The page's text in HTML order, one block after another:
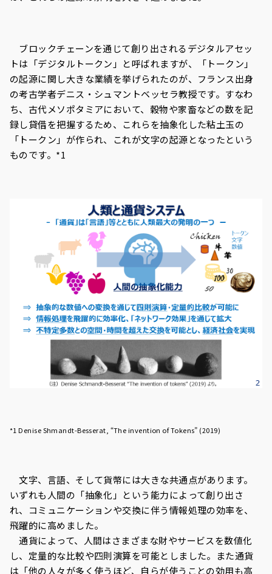
ブロックチェーンを通じて創り出されるデジタルアセッ
トは「デジタルトークン」と呼ばれますが、「トークン」
の起源に関し大きな業績を挙げられたのが、フランス出身
の考古学者デニス・シュマントベッセラ教授です。すなわ
ち、古代メソポタミアにおいて、穀物や家畜などの数を記
録し貸借を把握するため、これらを抽象化した粘土玉の
「トークン」が作られ、これが文字の起源となったという
ものです。*1
*1 Denise Shmandt-Besserat, “The invention of Tokens” (2019)
文字、言語、そして貨幣には大きな共通点があります。
いずれも人間の「抽象化」という能力によって創り出さ
れ、コミュニケーションや交換に伴う情報処理の効率を、
飛躍的に高めました。
通貨によって、人間はさまざまな財やサービスを数値化
し、定量的な比較や四則演算を可能としました。また通貨
は「他の人々が多く使うほど、自らが使うことの効用も高